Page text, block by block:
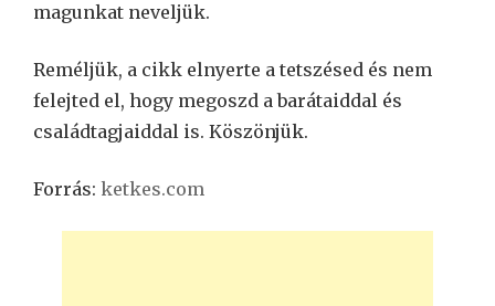
magunkat neveljük.
Reméljük, a cikk elnyerte a tetszésed és nem
felejted el, hogy megoszd a barátaiddal és
családtagjaiddal is. Köszönjük.
Forrás: ketkes.com